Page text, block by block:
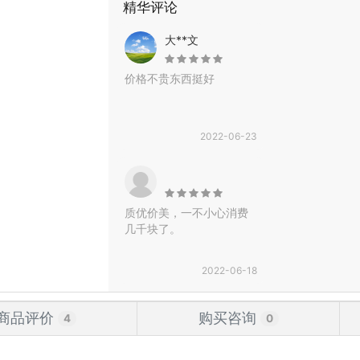
精华评论
大**文
价格不贵东西挺好
2022-06-23
质优价美，一不小心消费
几千块了。
2022-06-18
品评价 4 购买咨询 0